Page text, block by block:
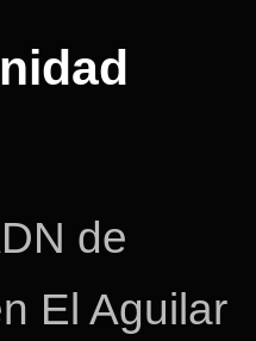
de
El Aguilar